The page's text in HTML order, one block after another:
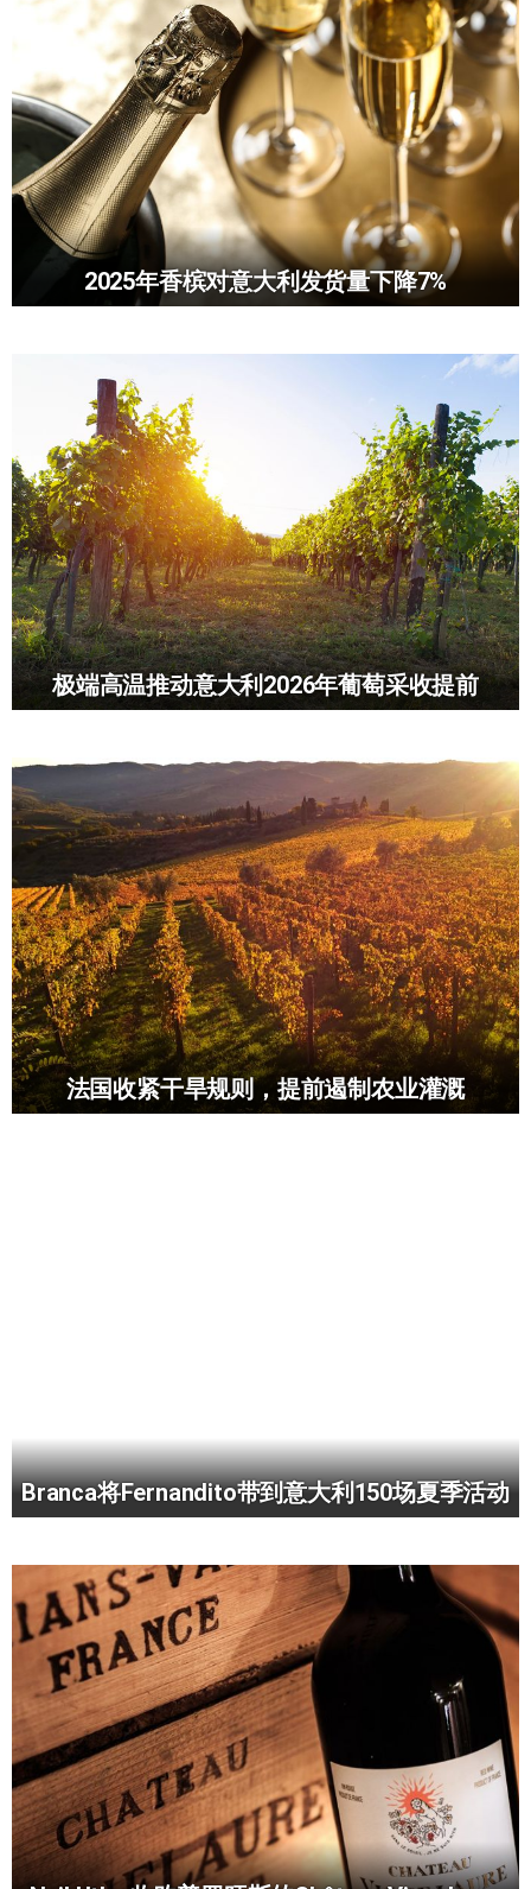
2025年香槟对意大利发货量下降7%
极端高温推动意大利2026年葡萄采收提前
法国收紧干旱规则，提前遏制农业灌溉
Branca将Fernandito带到意大利150场夏季活动